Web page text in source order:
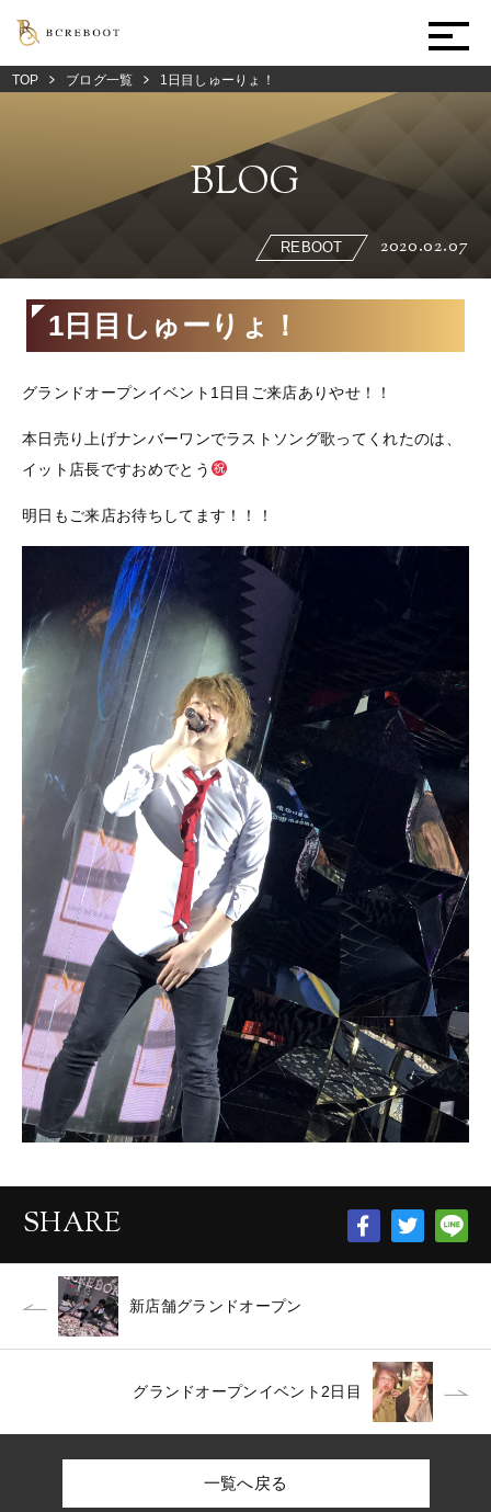
TOP ブログ一覧 1日目しゅーりょ！
BLOG
REBOOT 2020.02.07
1日目しゅーりょ！
グランドオープンイベント1日目ご来店ありやせ！！
本日売り上げナンバーワンでラストソング歌ってくれたのは、
イット店長ですおめでとう
明日もご来店お待ちしてます！！！
SHARE
新店舗グランドオープン
グランドオープンイベント2日目
一覧へ戻る